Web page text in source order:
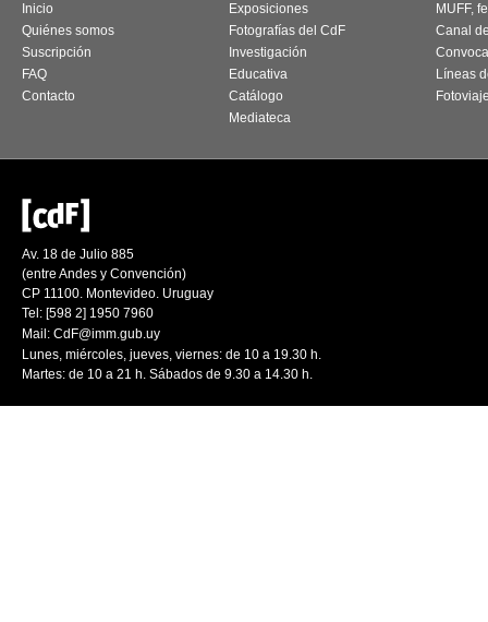
Inicio
Quiénes somos
Suscripción
FAQ
Contacto
Exposiciones
Fotografías del CdF
Investigación
Educativa
Catálogo
Mediateca
MUFF,
Canal
Líneas
Av. 18 de Julio 885
(entre Andes y Convención)
CP 11100. Montevideo. Uruguay
Tel: [598 2] 1950 7960
Mail: CdF@imm.gub.uy
Lunes, miércoles, jueves, viernes: de 10 a 19.30 h.
Martes: de 10 a 21 h. Sábados de 9.30 a 14.30 h.